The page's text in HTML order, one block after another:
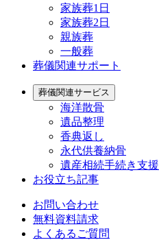
家族葬1日
家族葬2日
親族葬
一般葬
葬儀関連サポート
葬儀関連サービス
海洋散骨
遺品整理
香典返し
永代供養納骨
遺産相続手続き支援
お役立ち記事
お問い合わせ
無料資料請求
よくあるご質問